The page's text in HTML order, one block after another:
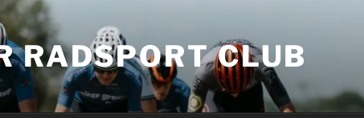
RADSPORT CLUB